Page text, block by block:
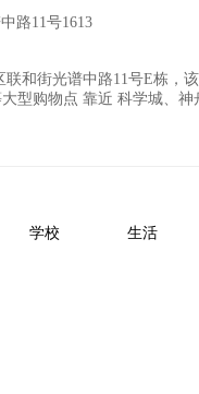
路11号1613
联和街光谱中路11号E栋，
型购物点 靠近 科学城、